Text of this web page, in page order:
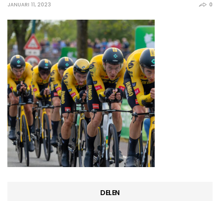
JANUARI 11, 2023 0
DELEN